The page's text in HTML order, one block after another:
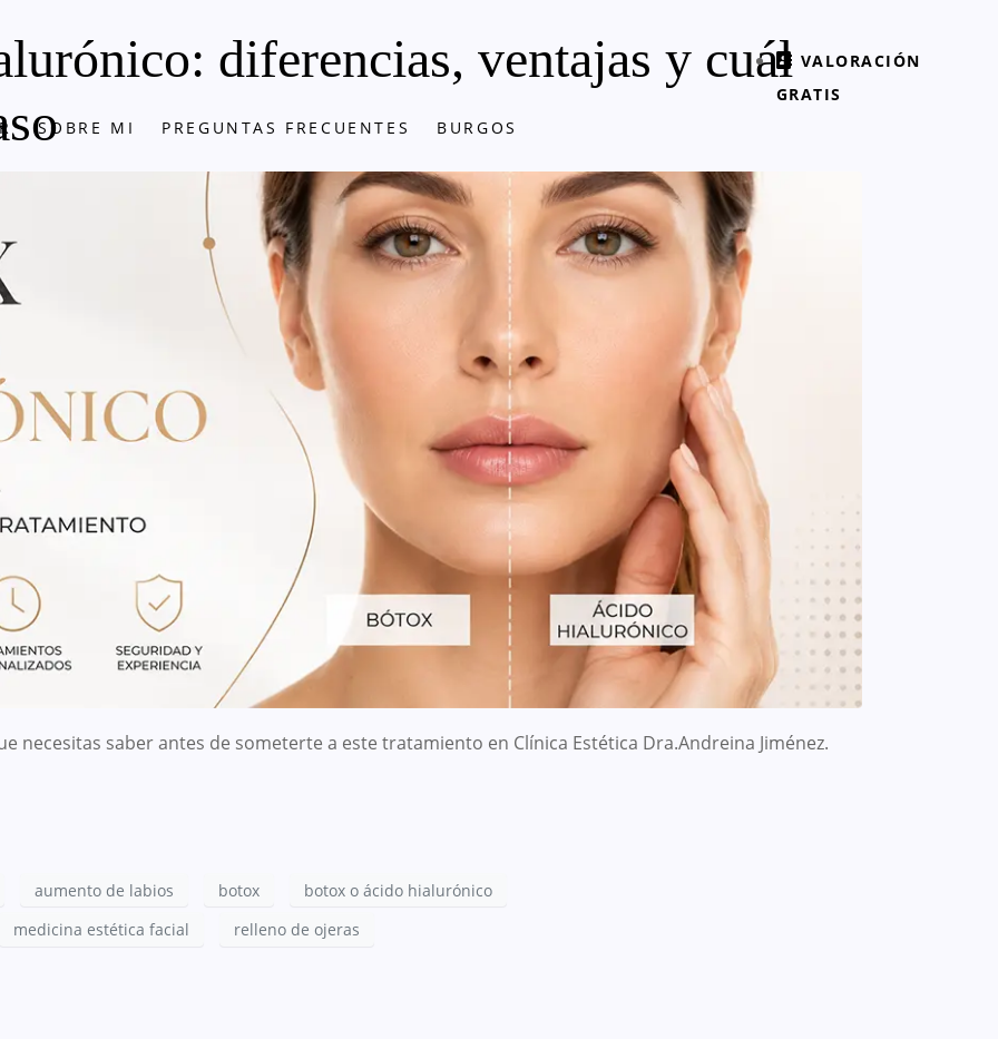
SOBRE MI PREGUNTAS FRECUENTES BURGOS
VALORACIÓN
GRATIS
diferencias, ventajas y cuál
necesitas saber antes de someterte a este tratamiento en Clínica Estética Dra.Andreina Jiménez.
aumento de labios botox
botox o ácido hialurónico
medicina estética facial
relleno de ojeras